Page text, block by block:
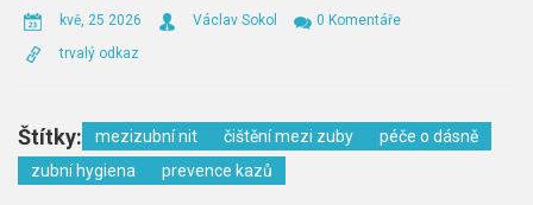
kvě, 25 2026 Václav Sokol
0 Komentáře
trvalý odkaz
Štítky: mezizubní nit čištění mezi zuby
péče o dásně
zubní hygiena
prevence kazů